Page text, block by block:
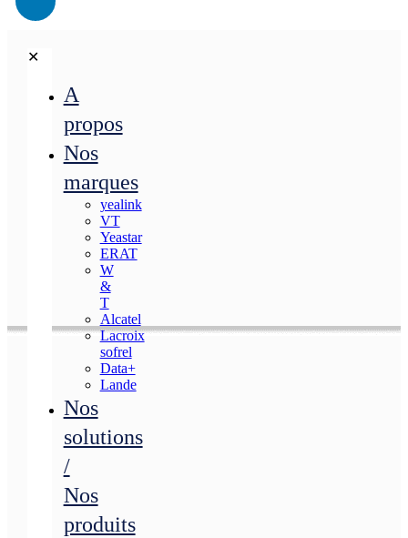
✕
A
propos
Nos
marques
yealink
VT
Yeastar
ERAT
W
&
T
Alcatel
Lacroix
sofrel
Data+
Lande
Nos
solutions
/
Nos
produits